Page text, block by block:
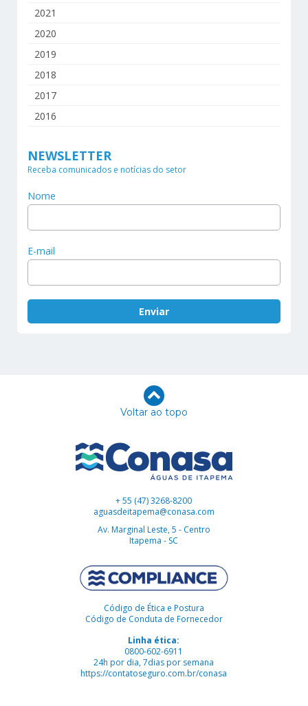
2021
2020
2019
2018
2017
2016
NEWSLETTER
Receba comunicados e notícias do setor
Nome
E-mail
Voltar ao topo
+ 55 (47) 3268-8200
aguasdeitapema@conasa.com
Av. Marginal Leste, 5 - Centro
Itapema - SC
Código de Ética e Postura
Código de Conduta de Fornecedor
Linha ética:
0800-602-6911
24h por dia, 7dias por semana
https://contatoseguro.com.br/conasa